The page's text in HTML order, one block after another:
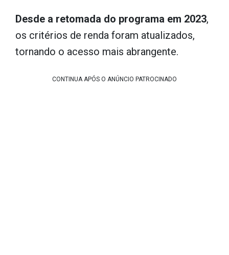
Desde a retomada do programa em 2023,
os critérios de renda foram atualizados,
tornando o acesso mais abrangente.
CONTINUA APÓS O ANÚNCIO PATROCINADO